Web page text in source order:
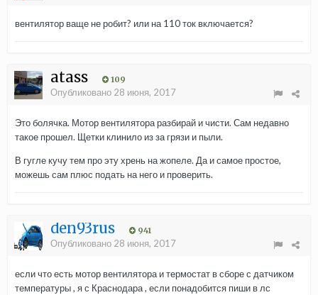
вентилятор ваще не робит? или на 110 ток включается?
atass 109
Опубликовано 28 июня, 2017
Это болячка. Мотор вентилятора разбирай и чисти. Сам недавно
такое прошел. Щетки клинило из за грязи и пыли.
В гугле кучу тем про эту хрень на жопеле. Да и самое простое,
можешь сам плюс подать на него и проверить.
den93rus 941
Опубликовано 28 июня, 2017
если что есть мотор вентилятора и термостат в сборе с датчиком
температуры , я с Краснодара , если понадобится пиши в лс